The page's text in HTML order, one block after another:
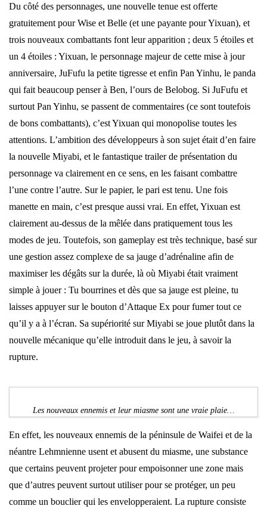
Du côté des personnages, une nouvelle tenue est offerte
gratuitement pour Wise et Belle (et une payante pour Yixuan), et
trois nouveaux combattants font leur apparition ; deux 5 étoiles et
un 4 étoiles : Yixuan, le personnage majeur de cette mise à jour
anniversaire, JuFufu la petite tigresse et enfin Pan Yinhu, le panda
qui fait beaucoup penser à Ben, l’ours de Belobog. Si JuFufu et
surtout Pan Yinhu, se passent de commentaires (ce sont toutefois
de bons combattants), c’est Yixuan qui monopolise toutes les
attentions. L’ambition des développeurs à son sujet était d’en faire
la nouvelle Miyabi, et le fantastique trailer de présentation du
personnage va clairement en ce sens, en les faisant combattre
l’une contre l’autre. Sur le papier, le pari est tenu. Une fois
manette en main, c’est presque aussi vrai. En effet, Yixuan est
clairement au-dessus de la mêlée dans pratiquement tous les
modes de jeu. Toutefois, son gameplay est très technique, basé sur
une gestion assez complexe de sa jauge d’adrénaline afin de
maximiser les dégâts sur la durée, là où Miyabi était vraiment
simple à jouer : Tu bourrines et dès que sa jauge est pleine, tu
laisses appuyer sur le bouton d’Attaque Ex pour fumer tout ce
qu’il y a à l’écran. Sa supériorité sur Miyabi se joue plutôt dans la
nouvelle mécanique qu’elle introduit dans le jeu, à savoir la
rupture.
Les nouveaux ennemis et leur miasme sont une vraie plaie…
En effet, les nouveaux ennemis de la péninsule de Waifei et de la
néantre Lehmnienne usent et abusent du miasme, une substance
que certains peuvent projeter pour empoisonner une zone mais
que d’autres peuvent surtout utiliser pour se protéger, un peu
comme un bouclier qui les envelopperaient. La rupture consiste